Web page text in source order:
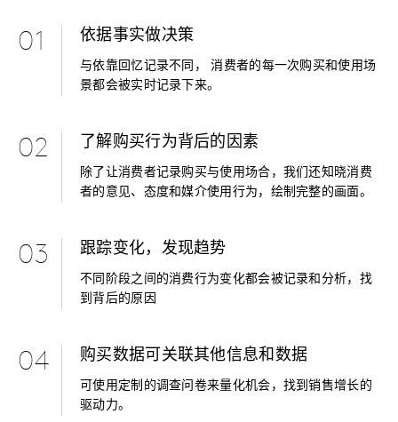
01 依据事实做决策
与依靠回忆记录不同， 消费者的每一次购买和使用场
景都会被实时记录下来。
02 了解购买行为背后的因素
除了让消费者记录购买与使用场合，我们还知晓消费
者的意见、态度和媒介使用行为，绘制完整的画面。
03 跟踪变化，发现趋势
不同阶段之间的消费行为变化都会被记录和分析，找
到背后的原因
04 购买数据可关联其他信息和数据
可使用定制的调查问卷来量化机会，找到销售增长的
驱动力。